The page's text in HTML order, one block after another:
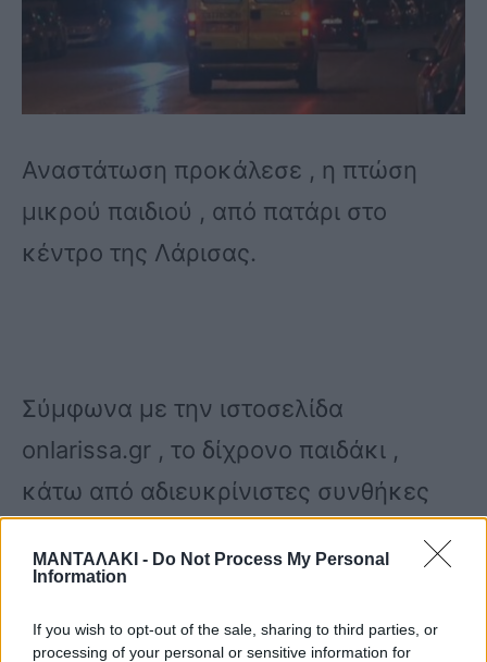
ΜΑΝΤΑΛΑΚΙ - Do Not Process My Personal
Information
If you wish to opt-out of the sale, sharing to third parties, or
processing of your personal or sensitive information for
Αναστάτωση προκάλεσε , η πτώση
μικρού παιδιού , από πατάρι στο
κέντρο της Λάρισας.
Σύμφωνα με την ιστοσελίδα
onlarissa.gr , το δίχρονο παιδάκι ,
κάτω από αδιευκρίνιστες συνθήκες
καταστήματος , που βρίσκεται στην